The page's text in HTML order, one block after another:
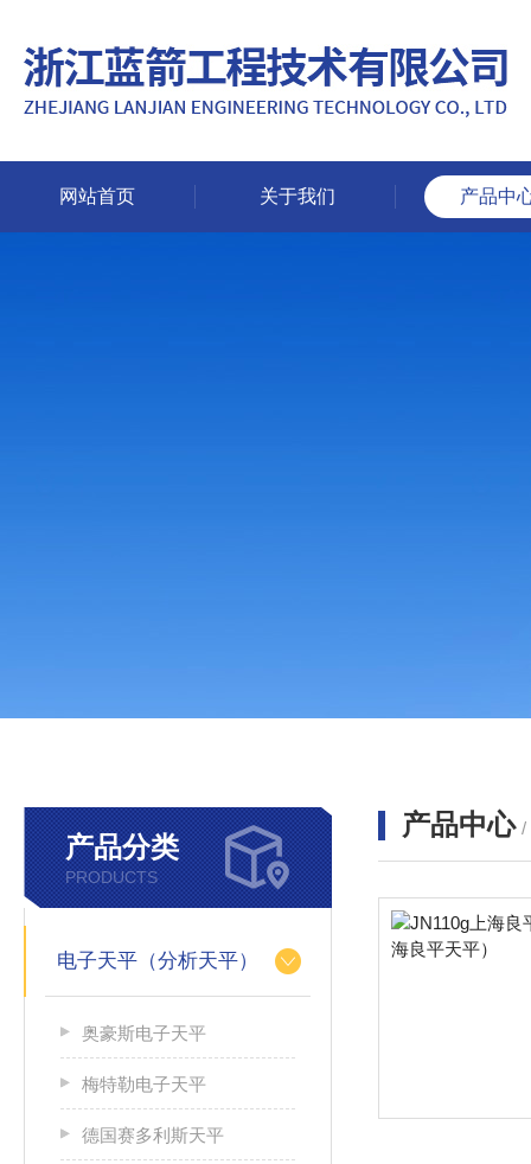
网站首页 关于我们 产品中
产品分类
PRODUCTS
电子天平（分析天平）
奥豪斯电子天平
梅特勒电子天平
德国赛多利斯天平
产品中心 /